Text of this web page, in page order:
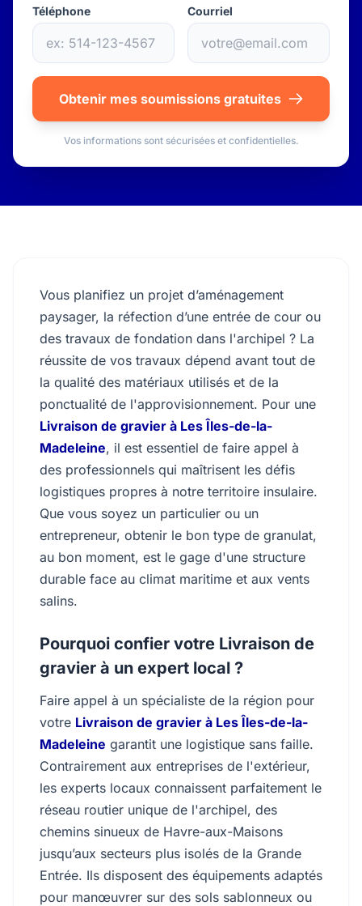
Téléphone Courriel
Obtenir mes soumissions gratuites
Vos informations sont sécurisées et confidentielles.
Vous planifiez un projet d’aménagement
paysager, la réfection d’une entrée de cour ou
des travaux de fondation dans l'archipel ? La
réussite de vos travaux dépend avant tout de
la qualité des matériaux utilisés et de la
ponctualité de l'approvisionnement. Pour une
Livraison de gravier à Les Îles-de-la-
Madeleine, il est essentiel de faire appel à
des professionnels qui maîtrisent les défis
logistiques propres à notre territoire insulaire.
Que vous soyez un particulier ou un
entrepreneur, obtenir le bon type de granulat,
au bon moment, est le gage d'une structure
durable face au climat maritime et aux vents
salins.
Pourquoi confier votre Livraison de
gravier à un expert local ?
Faire appel à un spécialiste de la région pour
votre Livraison de gravier à Les Îles-de-la-
Madeleine garantit une logistique sans faille.
Contrairement aux entreprises de l'extérieur,
les experts locaux connaissent parfaitement le
réseau routier unique de l'archipel, des
chemins sinueux de Havre-aux-Maisons
jusqu’aux secteurs plus isolés de la Grande
Entrée. Ils disposent des équipements adaptés
pour manœuvrer sur des sols sablonneux ou